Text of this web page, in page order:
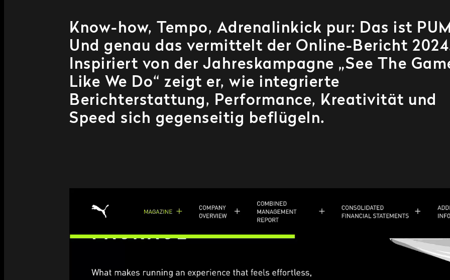
Know-how, Tempo, Adrenalinkick pur: Das ist
Und genau das vermittelt der Online-Bericht
Inspiriert von der Jahreskampagne „See The
Like We Do“ zeigt er, wie integrierte
Berichterstattung, Performance, Kreativität und
Speed sich gegenseitig beflügeln.